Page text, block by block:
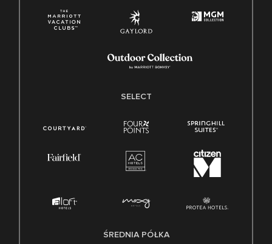
SELECT
ŚREDNIA PÓŁKA